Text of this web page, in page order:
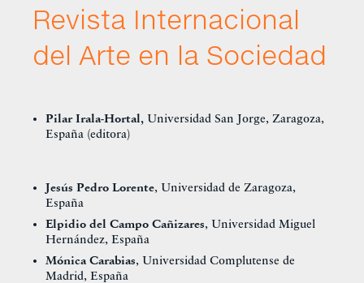
Revista Internacional
del Arte en la Sociedad
Pilar Irala-Hortal, Universidad San Jorge, Zaragoza,
España (editora)
Jesús Pedro Lorente, Universidad de Zaragoza,
España
Elpidio del Campo Cañizares, Universidad Miguel
Hernández, España
Mónica Carabias, Universidad Complutense de
Madrid, España